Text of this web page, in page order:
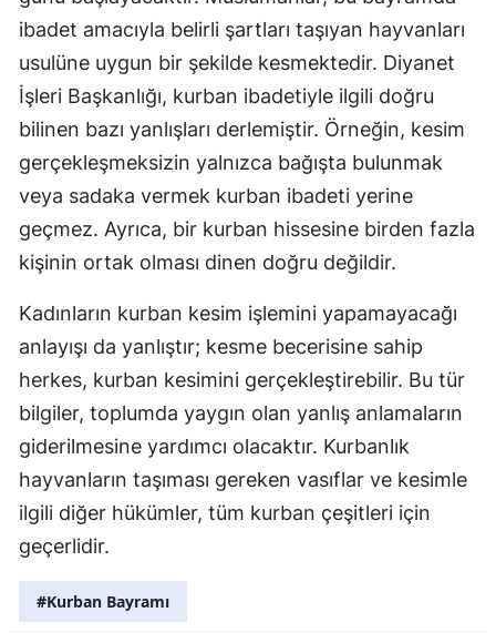
Tunceli
Şanlıurfa
Uşak
Van
Yozgat
Zonguldak
Bayburt
Karaman
Kırıkkale
Batman
Şırnak
ibadet amacıyla belirli şartları taşıyan hayvanları
usulüne uygun bir şekilde kesmektedir. Diyanet
İşleri Başkanlığı, kurban ibadetiyle ilgili doğru
bilinen bazı yanlışları derlemiştir. Örneğin, kesim
gerçekleşmeksizin yalnızca bağışta bulunmak
veya sadaka vermek kurban ibadeti yerine
geçmez. Ayrıca, bir kurban hissesine birden fazla
kişinin ortak olması dinen doğru değildir.
Kadınların kurban kesim işlemini yapamayacağı
anlayışı da yanlıştır; kesme becerisine sahip
herkes, kurban kesimini gerçekleştirebilir. Bu tür
bilgiler, toplumda yaygın olan yanlış anlamaların
giderilmesine yardımcı olacaktır. Kurbanlık
hayvanların taşıması gereken vasıflar ve kesimle
ilgili diğer hükümler, tüm kurban çeşitleri için
geçerlidir.
#Kurban Bayramı